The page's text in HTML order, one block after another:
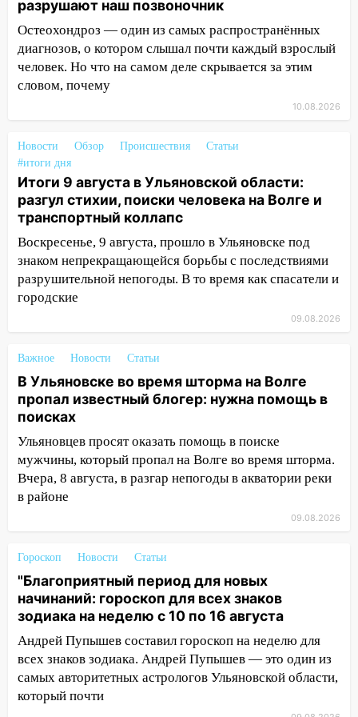
14:18 Гинеколог рассказала о том, с
какими сложностями сталкиваются
молодые мамы
13:02 Соцсети: на улице Розы
Люксембург дерево упало на
13:00
«Благоприятный период для
новых начинаний: гороскоп для всех
знаков зодиака на неделю с 10 по 16
августа
13:00 На проспекте Тюленева в
Ульяновске образовалось «море»
12:57 В Ульяновской области ожидается
крупный град
Где есть бензин в Ульяновске 9
11:55
Соцсети: светофор упал на
машину во время сильного ливня в
Ульяновске
11:00 В Ульяновской области люди в
СНТ сидят без света
10:13 Прокуратура подвела итоги
недели в Ульяновской области
09:15
автоподставы и атака беспилотников:
важные итоги прошедшей недели в
Ульяновской области
08:20
В Ульяновске восстановили
трамвайную и троллейбусную
инфраструктуру после шторма
разрушают наш позвоночник
Остеохондроз — один из самых распространённых
диагнозов, о котором слышал почти каждый взрослый
человек. Но что на самом деле скрывается за этим
словом, почему
10.08.2026
Новости Обзор Происшествия
Статьи
#итоги дня
Итоги 9 августа в Ульяновской области:
разгул стихии, поиски человека на Волге и
транспортный коллапс
Воскресенье, 9 августа, прошло в Ульяновске под
знаком непрекращающейся борьбы с последствиями
разрушительной непогоды. В то время как спасатели и
городские
09.08.2026
Важное Новости Статьи
В Ульяновске во время шторма на Волге
пропал известный блогер: нужна помощь в
поисках
Ульяновцев просят оказать помощь в поиске
мужчины, который пропал на Волге во время шторма.
Вчера, 8 августа, в разгар непогоды в акватории реки
в районе
09.08.2026
Гороскоп Новости Статьи
"Благоприятный период для новых
начинаний: гороскоп для всех знаков
зодиака на неделю с 10 по 16 августа
Андрей Пупышев составил гороскоп на неделю для
всех знаков зодиака. Андрей Пупышев — это один из
самых авторитетных астрологов Ульяновской области,
который почти